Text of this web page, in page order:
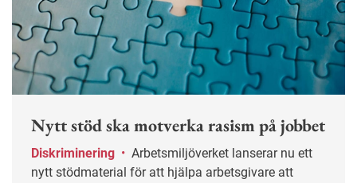
Nytt stöd ska motverka rasism på jobbet
Diskriminering •
nytt stödmaterial för att hjälpa arbetsgivare att